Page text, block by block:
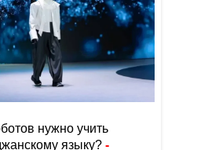
нужно учить
языку? -